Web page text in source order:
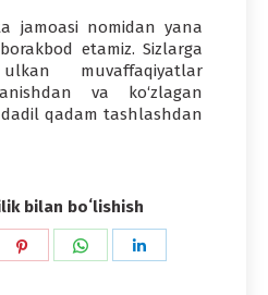
jamoasi nomidan yana
etamiz. Sizlarga
muvaffaqiyatlar
va ko‘zlagan
qadam tashlashdan
bilan boʻlishish
Share
Share